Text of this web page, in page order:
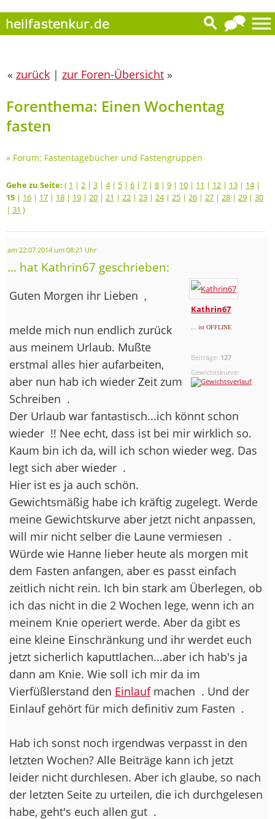
« zurück | zur Foren-Übersicht »
Forenthema: Einen Wochentag
fasten
» Forum: Fastentagebücher und Fastengruppen
Gehe zu Seite: ( 1 | 2 | 3 | 4| 5 | 6 | 7 | 8 | 9 | 10 | 11 | 12 | 13 | 14|
15 | 16 | 17 | 18 | 19 | 20 | 21 | 22 | 23 | 24| 25 | 26 | 27 | 28 | 29 | 30
| 31 )
am 22.07.2014 um 08:21 Uhr
... hat Kathrin67 geschrieben:
Kathrin67
... ist OFFLINE
Beiträge: 127
Gewichtskurve:
Guten Morgen ihr Lieben ,
melde mich nun endlich zurück
aus meinem Urlaub. Mußte
erstmal alles hier aufarbeiten,
aber nun hab ich wieder Zeit zum
Schreiben .
Der Urlaub war fantastisch...ich könnt schon
wieder !! Nee echt, dass ist bei mir wirklich so.
Kaum bin ich da, will ich schon wieder weg. Das
legt sich aber wieder .
Hier ist es ja auch schön.
Gewichtsmäßig habe ich kräftig zugelegt. Werde
meine Gewichtskurve aber jetzt nicht anpassen,
will mir nicht selber die Laune vermiesen .
Würde wie Hanne lieber heute als morgen mit
dem Fasten anfangen, aber es passt einfach
zeitlich nicht rein. Ich bin stark am Überlegen, ob
ich das nicht in die 2 Wochen lege, wenn ich an
meinem Knie operiert werde. Aber da gibt es
eine kleine Einschränkung und ihr werdet euch
jetzt sicherlich kaputtlachen...aber ich hab's ja
dann am Knie. Wie soll ich mir da im
Vierfüßlerstand den Einlaufmachen . Und der
Einlauf gehört für mich definitiv zum Fasten .
Hab ich sonst noch irgendwas verpasst in den
letzten Wochen? Alle Beiträge kann ich jetzt
leider nicht durchlesen. Aber ich glaube, so nach
der letzten Seite zu urteilen, die ich durchgelesen
habe, geht's euch allen gut .